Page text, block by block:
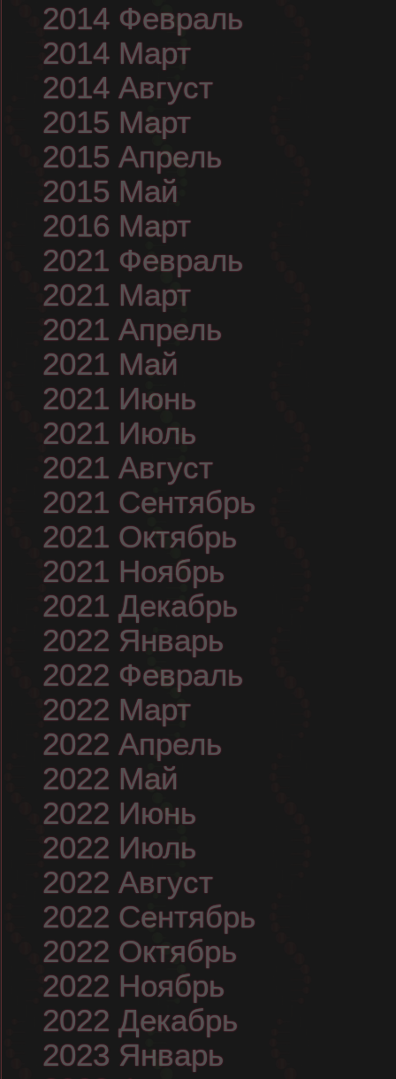
2014 Февраль
2014 Март
2014 Август
2015 Март
2015 Апрель
2015 Май
2016 Март
2021 Февраль
2021 Март
2021 Апрель
2021 Май
2021 Июнь
2021 Июль
2021 Август
2021 Сентябрь
2021 Октябрь
2021 Ноябрь
2021 Декабрь
2022 Январь
2022 Февраль
2022 Март
2022 Апрель
2022 Май
2022 Июнь
2022 Июль
2022 Август
2022 Сентябрь
2022 Октябрь
2022 Ноябрь
2022 Декабрь
2023 Январь